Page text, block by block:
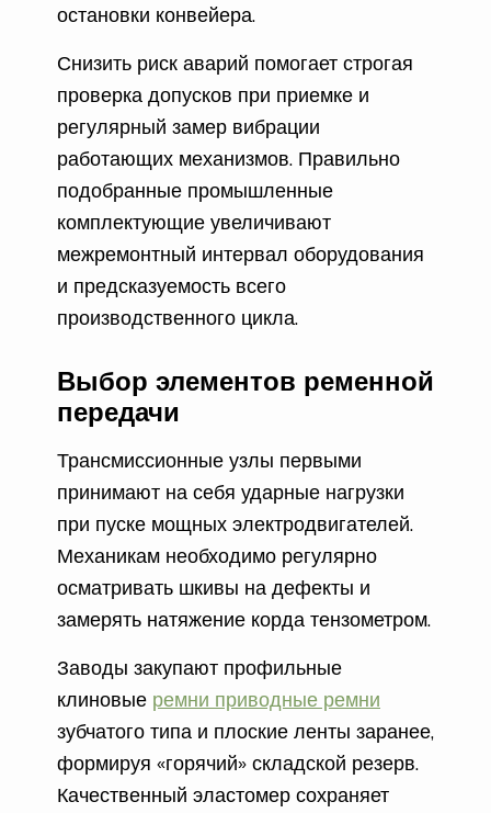
остановки конвейера.
Снизить риск аварий помогает строгая
проверка допусков при приемке и
регулярный замер вибрации
работающих механизмов. Правильно
подобранные промышленные
комплектующие увеличивают
межремонтный интервал оборудования
и предсказуемость всего
производственного цикла.
Выбор элементов ременной
передачи
Трансмиссионные узлы первыми
принимают на себя ударные нагрузки
при пуске мощных электродвигателей.
Механикам необходимо регулярно
осматривать шкивы на дефекты и
замерять натяжение корда тензометром.
Заводы закупают профильные
клиновые ремни приводные ремни
зубчатого типа и плоские ленты заранее,
формируя «горячий» складской резерв.
Качественный эластомер сохраняет